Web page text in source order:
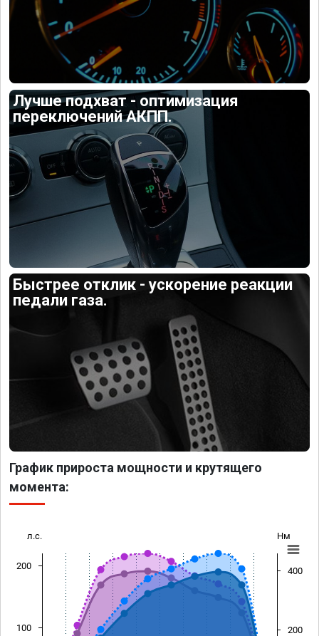
Лучше подхват - оптимизация
переключений АКПП.
Быстрее отклик - ускорение реакции
педали газа.
График прироста мощности и крутящего
момента:
л.с. Нм
100
200
200
400